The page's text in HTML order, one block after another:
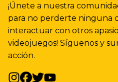
¡Únete a nuestra
para no perderte ninguna
interactuar con otros
videojuegos! Síguenos y
acción.